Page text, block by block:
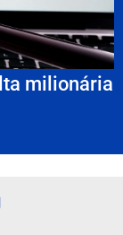
milionária